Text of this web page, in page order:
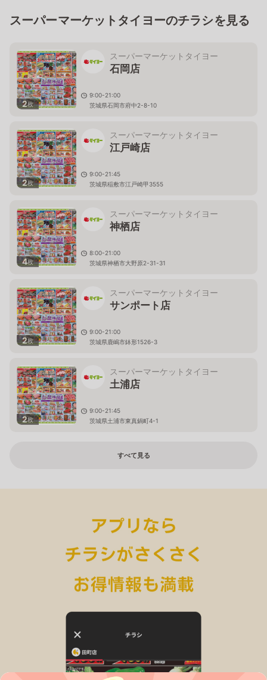
スーパーマーケットタイヨーのチラシを見る
2枚
スーパーマーケットタイヨー
石岡店
9:00-21:00
茨城県石岡市府中2-8-10
2枚
スーパーマーケットタイヨー
江戸崎店
9:00-21:45
茨城県稲敷市江戸崎甲3555
4枚
スーパーマーケットタイヨー
神栖店
8:00-21:00
茨城県神栖市大野原2-31-31
2枚
スーパーマーケットタイヨー
サンポート店
9:00-21:00
茨城県鹿嶋市鉢形1526-3
2枚
スーパーマーケットタイヨー
土浦店
9:00-21:45
茨城県土浦市東真鍋町4-1
すべて見る